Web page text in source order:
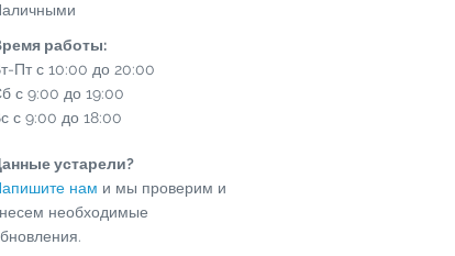
работы:
Пт с 10:00 до 20:00
с 9:00 до 19:00
с 9:00 до 18:00
устарели?
нам и мы проверим и
необходимые